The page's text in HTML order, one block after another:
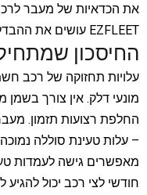
את הכדאיות של מעבר
EZFLEET עושים את ההבדל.
החיסכון
עלויות תחזוקה של רכב
מונעי דלק. אין צורך
החלפת רצועות תזמון.
מאפשרים גישה לעמדות
חודשי לצי רכב יכול להגיע